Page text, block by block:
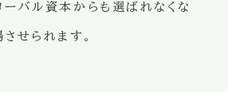
ーバル資本からも選ばれなくな
せられます。